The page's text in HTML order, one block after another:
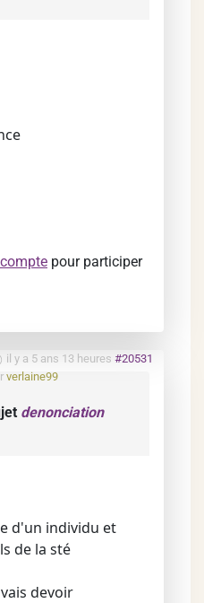
pour participer
il y a 5 ans 13 heures #20531
verlaine99
denonciation
d'un individu et
de la sté
devoir